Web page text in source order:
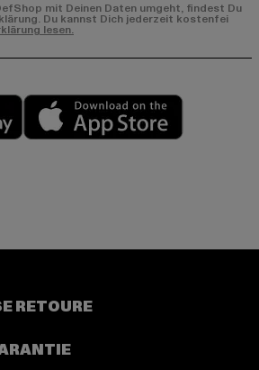
mit Deinen Daten umgeht, findest Du
Du kannst Dich jederzeit kostenfei
lesen.
Play market
RETOURE